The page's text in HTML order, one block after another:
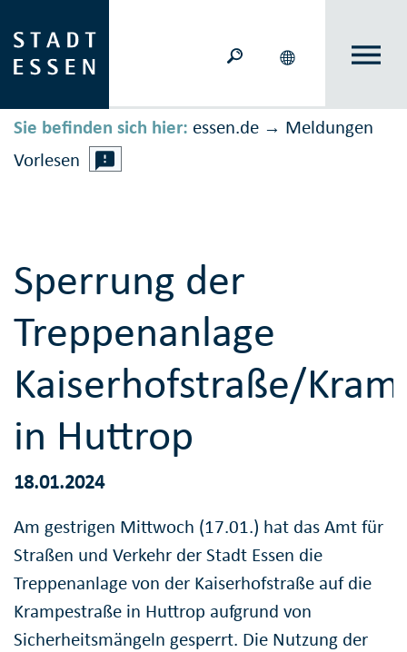
Sie befinden sich hier: essen.de → Meldungen
Vorlesen
Sperrung der
Treppenanlage
Kaiserhofstraße/
in Huttrop
18.01.2024
Am gestrigen Mittwoch (17.01.) hat das Amt für
Straßen und Verkehr der Stadt Essen die
Treppenanlage von der Kaiserhofstraße auf die
Krampestraße in Huttrop aufgrund von
Sicherheitsmängeln gesperrt. Die Nutzung der